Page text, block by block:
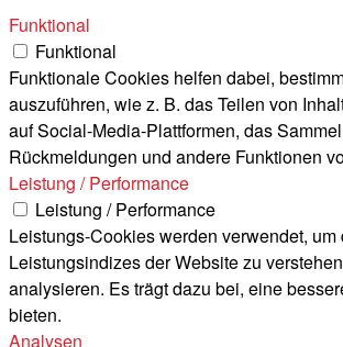
Funktional
Funktional
Funktionale Cookies helfen dabei,
auszuführen, wie z. B. das Teilen von
auf Social-Media-Plattformen, das
Rückmeldungen und andere Funktionen
Leistung / Performance
Leistung / Performance
Leistungs-Cookies werden verwendet,
Leistungsindizes der Website zu
analysieren. Es trägt dazu bei, eine
bieten.
Analysen